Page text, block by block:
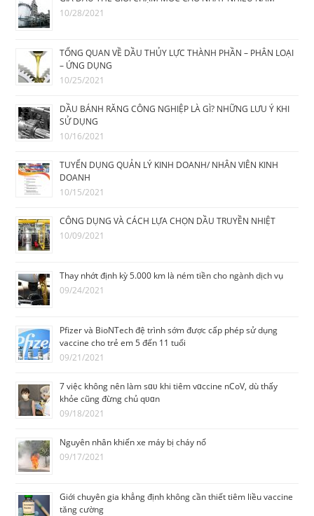
10/28/2021
TỔNG QUAN VỀ DẦU THỦY LỰC THÀNH PHẦN – PHÂN LOẠI
– ỨNG DỤNG
10/25/2021
DẦU BÁNH RĂNG CÔNG NGHIỆP LÀ GÌ? NHỮNG LƯU Ý KHI
SỬ DỤNG
10/16/2021
TUYỂN DỤNG QUẢN LÝ KINH DOANH/ NHÂN VIÊN KINH
DOANH
10/15/2021
CÔNG DỤNG VÀ CÁCH LỰA CHỌN DẦU TRUYỀN NHIỆT
10/09/2021
Thay nhớt định kỳ 5.000 km là ném tiền cho ngành dịch vụ
09/24/2021
Pfizer và BioNTech đệ trình sớm được cấp phép sử dụng
vaccine cho trẻ em 5 đến 11 tuổi
09/21/2021
7 việc không nên làm sɑᴜ khi tiêm vɑccine nCoV, dù thấy
khỏe cũng đừng chủ qᴜɑn
09/18/2021
Nguyên nhân khiến xe máy bị cháy nổ
09/17/2021
Giới chuyên gia khẳng định không cần thiết tiêm liều vaccine
tăng cường